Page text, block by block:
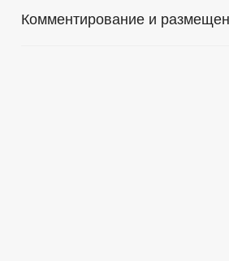
Комментирование и